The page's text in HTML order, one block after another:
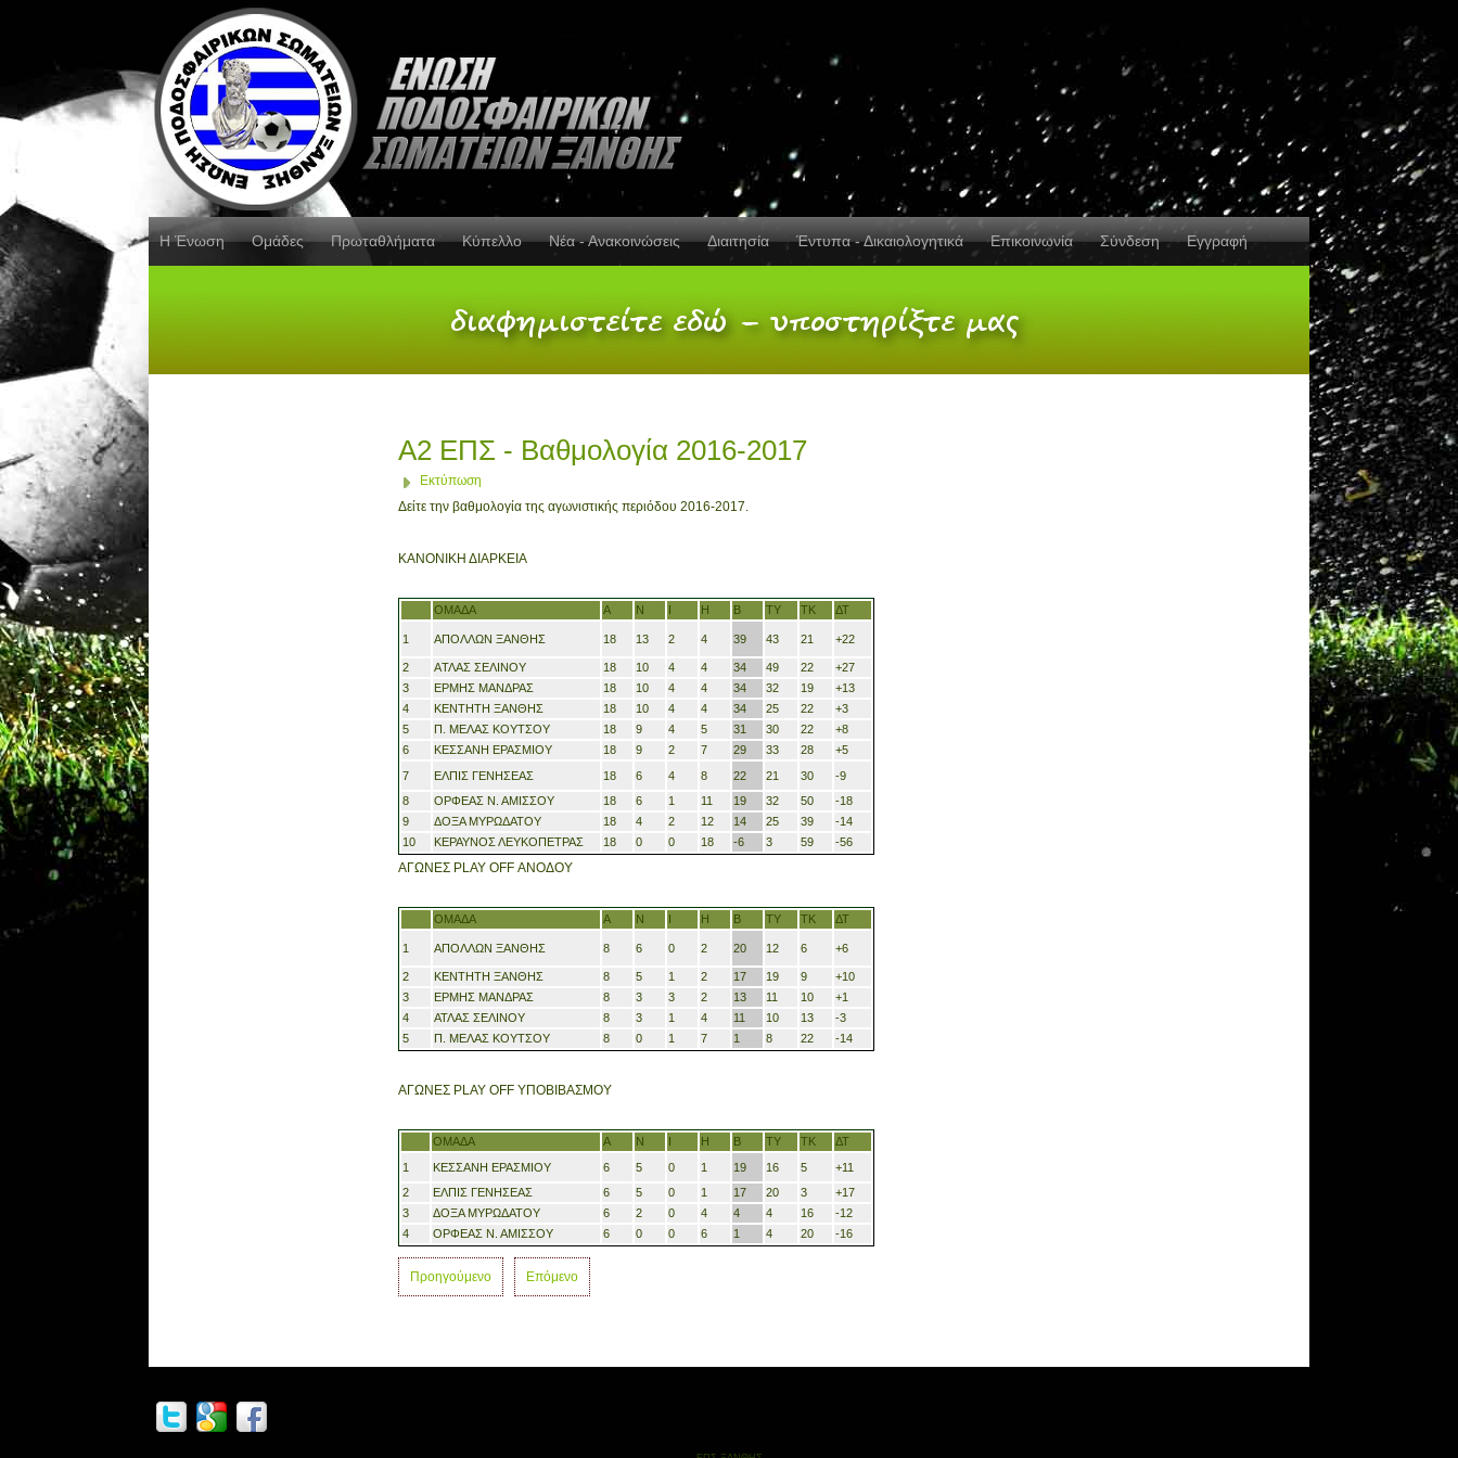
Η Ένωση Ομάδες Πρωταθλήματα Κύπελλο Νέα - Ανακοινώσεις Διαιτησία Έντυπα - Δικαιολογητικά Επικοινωνία Σύνδεση Εγγραφή
Α2 ΕΠΣ - Βαθμολογία 2016-2017
Εκτύπωση
Δείτε την βαθμολογία της αγωνιστικής περιόδου 2016-2017.
ΚΑΝΟΝΙΚΗ ΔΙΑΡΚΕΙΑ
ΟΜΑΔΑ Α Ν Ι Η Β ΤΥ ΤΚ ΔΤ
1 ΑΠΟΛΛΩΝ ΞΑΝΘΗΣ 18 13 2 4 39 43 21 +22
2 ΑΤΛΑΣ ΣΕΛΙΝΟΥ 18 10 4 4 34 49 22 +27
3
ΕΡΜΗΣ ΜΑΝΔΡΑΣ 18 10 4 4 34 32 19 +13
4
ΚΕΝΤΗΤΗ ΞΑΝΘΗΣ 18 10 4 4 34 25 22
+3
5
Π. ΜΕΛΑΣ ΚΟΥΤΣΟΥ 18 9 4 5 31 30 22
+8
6
ΚΕΣΣΑΝΗ ΕΡΑΣΜΙΟΥ 18 9 2 7 29 33 28
+5
7
ΕΛΠΙΣ ΓΕΝΗΣΕΑΣ 18 6 4 8 22 21 30
-9
8
ΟΡΦΕΑΣ Ν. ΑΜΙΣΣΟΥ 18 6 1 11 19 32 50 -18
9
ΔΟΞΑ ΜΥΡΩΔΑΤΟΥ 18 4 2 12 14 25 39 -14
10
ΚΕΡΑΥΝΟΣ ΛΕΥΚΟΠΕΤΡΑΣ 18 0 0 18 -6 3 59 -56
ΑΓΩΝΕΣ PLAY OFF ΑΝΟΔΟΥ
ΟΜΑΔΑ Α Ν Ι Η Β ΤΥ ΤΚ ΔΤ
1 ΑΠΟΛΛΩΝ ΞΑΝΘΗΣ 8 6 0 2 20 12 6 +6
2 ΚΕΝΤΗΤΗ ΞΑΝΘΗΣ 8 5 1 2 17 19 9 +10
3
ΕΡΜΗΣ ΜΑΝΔΡΑΣ 8 3 3 2 13 11 10 +1
4
ΑΤΛΑΣ ΣΕΛΙΝΟΥ 8 3 1 4 11 10 13
-3
5
Π. ΜΕΛΑΣ ΚΟΥΤΣΟΥ 8 0 1 7 1 8 22 -14
ΑΓΩΝΕΣ PLAY OFF ΥΠΟΒΙΒΑΣΜΟΥ
ΟΜΑΔΑ Α Ν Ι Η Β ΤΥ ΤΚ
ΔΤ
1
ΚΕΣΣΑΝΗ ΕΡΑΣΜΙΟΥ 6 5 0 1 19 16 5
+11
2
ΕΛΠΙΣ ΓΕΝΗΣΕΑΣ 6 5 0 1 17 20 3
+17
3
ΔΟΞΑ ΜΥΡΩΔΑΤΟΥ 6 2 0 4 4 4 16
-12
4
ΟΡΦΕΑΣ Ν. ΑΜΙΣΣΟΥ 6 0 0 6 1 4 20 -16
Προηγούμενο Επόμενο